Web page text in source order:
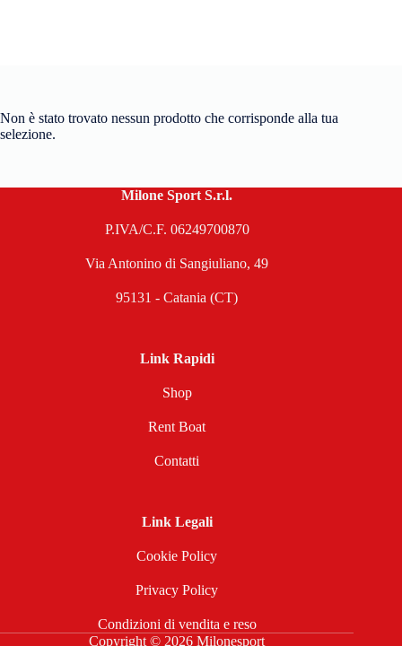
Non è stato trovato nessun prodotto che corrisponde alla tua
selezione.
Milone Sport S.r.l.
P.IVA/C.F. 06249700870
Via Antonino di Sangiuliano, 49
95131 - Catania (CT)
Link Rapidi
Shop
Rent Boat
Contatti
Link Legali
Cookie Policy
Privacy Policy
Condizioni di vendita e reso
Copyright © 2026 Milonesport